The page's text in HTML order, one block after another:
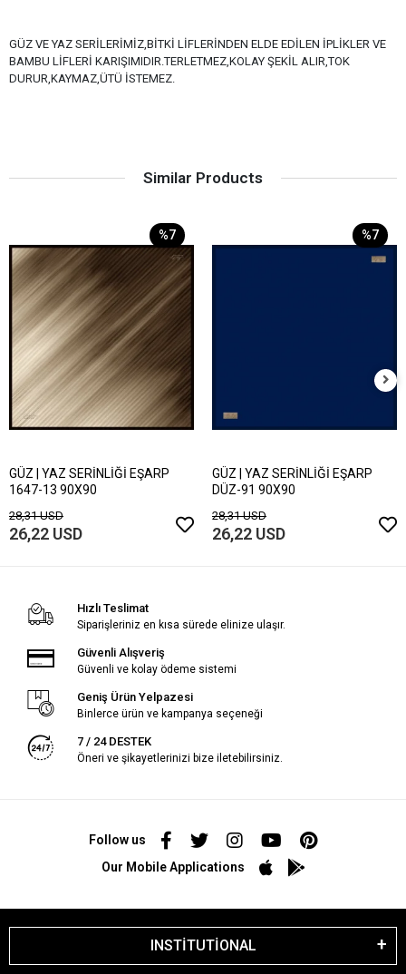
GÜZ VE YAZ SERİLERİMİZ,BİTKİ LİFLERİNDEN ELDE EDİLEN İPLİKLER VE
BAMBU LİFLERİ KARIŞIMIDIR.TERLETMEZ,KOLAY ŞEKİL ALIR,TOK
DURUR,KAYMAZ,ÜTÜ İSTEMEZ.
Similar Products
%7
GÜZ | YAZ SERİNLİĞİ EŞARP
1647-13 90X90
28,31 USD
26,22 USD
%7
GÜZ | YAZ SERİNLİĞİ EŞARP
DÜZ-91 90X90
28,31 USD
26,22 USD
Hızlı Teslimat
Siparişleriniz en kısa sürede elinize ulaşır.
Güvenli Alışveriş
Güvenli ve kolay ödeme sistemi
Geniş Ürün Yelpazesi
Binlerce ürün ve kampanya seçeneği
7 / 24 DESTEK
Öneri ve şikayetlerinizi bize iletebilirsiniz.
Follow us
Our Mobile Applications
INSTİTUTİONAL